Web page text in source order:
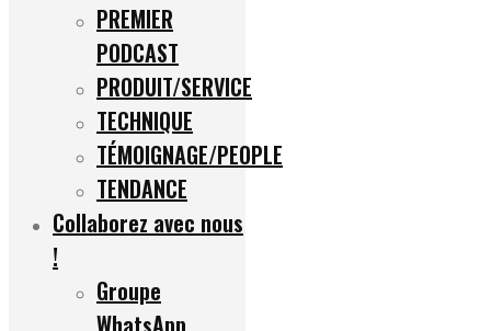
PREMIER
PODCAST
PRODUIT/SERVICE
TECHNIQUE
TÉMOIGNAGE/PEOPLE
TENDANCE
Collaborez avec nous
!
Groupe
WhatsApp